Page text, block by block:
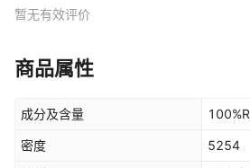
暂无有效评价
商品属性
成分及含量 100%R
密度 5254